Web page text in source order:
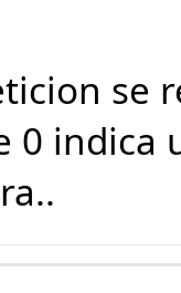
se
0 indica